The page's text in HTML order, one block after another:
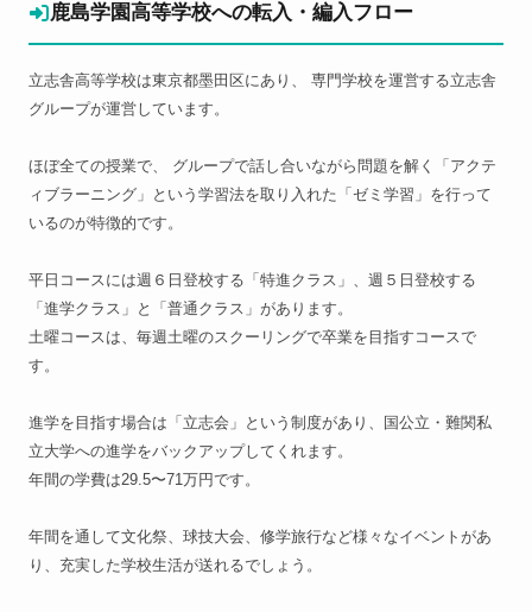
鹿島学園高等学校への転入・編入フロー
立志舎高等学校は東京都墨田区にあり、 専門学校を運営する立志舎
グループが運営しています。
ほぼ全ての授業で、 グループで話し合いながら問題を解く「アクテ
ィブラーニング」という学習法を取り入れた「ゼミ学習」を行って
いるのが特徴的です。
平日コースには週６日登校する「特進クラス」、週５日登校する
「進学クラス」と「普通クラス」があります。
土曜コースは、毎週土曜のスクーリングで卒業を目指すコースで
す。
進学を目指す場合は「立志会」という制度があり、国公立・難関私
立大学への進学をバックアップしてくれます。
年間の学費は29.5〜71万円です。
年間を通して文化祭、球技大会、修学旅行など様々なイベントがあ
り、充実した学校生活が送れるでしょう。